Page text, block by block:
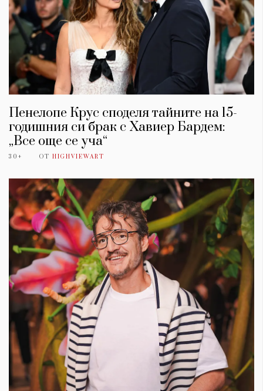
Пенелопе Крус споделя тайните на 15-
годишния си брак с Хавиер Бардем:
„Все още се уча“
30+ ОТ HIGHVIEWART